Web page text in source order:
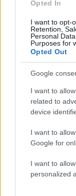
Opted In
I want to opt-
Retention,
Personal
Purposes for
Opted Out
Google
I want to
related to
device
I want to
Google for
I want to
personalized
Ryanair:
ήταν σαν
επιβάτιδα
έσπασε το
Ανησυχία
Δυτικού
-
Αθηνών για
υγείας
Φωτιά σε
Νέος
και
συλληφθεί
Πιο